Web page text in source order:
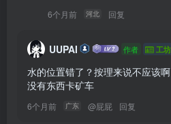
6个月前 河北 回复
UUPAI 作者 工
水的位置错了？按理来说不应该
6个月前 广东 @屁屁 回复